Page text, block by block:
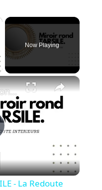
Now Playing
×
Avis du Miroir Rond TARSILE - La Redoute
- La Redoute